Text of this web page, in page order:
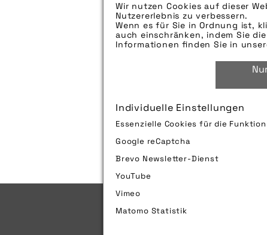
Wir nutzen Cookies auf dieser
Nutzererlebnis zu verbessern.
Wenn es für Sie in Ordnung ist,
auch einschränken, indem Sie
Informationen finden Sie in
Individuelle Einstellungen
Essenzielle Cookies für die
Google reCaptcha
Brevo Newsletter-Dienst
YouTube
Vimeo
Matomo Statistik
Zu verwendender Bildnachweis:
Technik-Info:
Bild downloaden